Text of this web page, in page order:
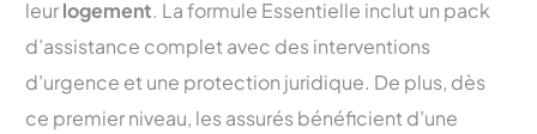
leurlogement. La formule Essentielle inclut un pack
d’assistance complet avec des interventions
d’urgence et une protection juridique. De plus, dès
ce premier niveau, les assurés bénéficient d’une